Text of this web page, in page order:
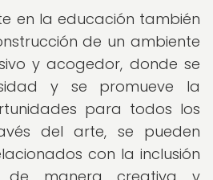
en la educación también
de un ambiente
y acogedor, donde se
y se promueve la
para todos los
del arte, se pueden
con la inclusión